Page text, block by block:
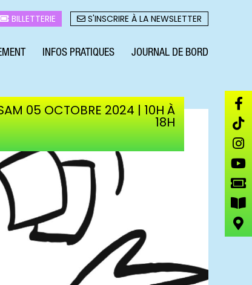
BILLETTERIE S'INSCRIRE À LA NEWSLETTER
INFOS PRATIQUES JOURNAL DE BORD
05 OCTOBRE 2024 | 10H À
18H